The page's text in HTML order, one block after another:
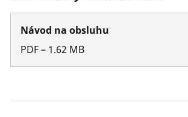
Návod na obsluhu
PDF– 1.62 MB